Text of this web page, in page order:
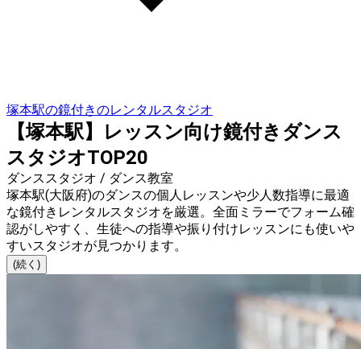
塚本駅の鏡付きのレンタルスタジオ
【塚本駅】レッスン向け鏡付きダンス
スタジオTOP20
ダンススタジオ / ダンス教室
塚本駅(大阪府)のダンスの個人レッスンや少人数指導に最適
な鏡付きレンタルスタジオを厳選。全面ミラーでフォーム確
認がしやすく、生徒への指導や振り付けレッスンにも使いや
すいスタジオが見つかります。
(続く)